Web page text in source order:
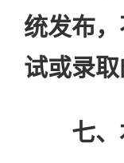
统发布
试或录取
七、本